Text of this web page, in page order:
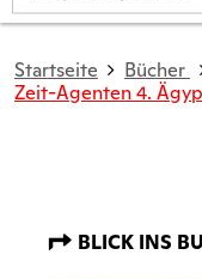
Startseite Bücher
Zeit-Agenten 4.
BLICK INS